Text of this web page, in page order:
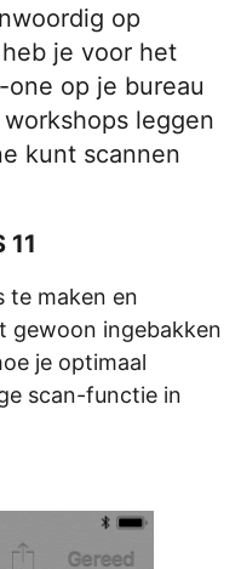
op
je voor het
op je bureau
leggen
kunt scannen
11
te maken en
gewoon ingebakken
je optimaal
scan-functie in